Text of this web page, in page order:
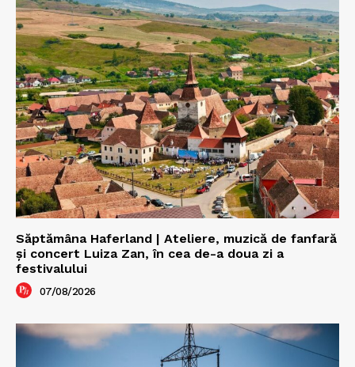
Săptămâna Haferland | Ateliere, muzică de fanfară
şi concert Luiza Zan, în cea de-a doua zi a
festivalului
07/08/2026